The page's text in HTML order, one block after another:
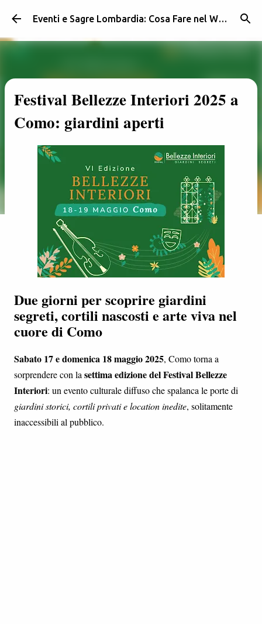
Passa ai contenuti principali Eventi e Sagre Lombardia: Cosa Fare nel Weekend | Weekendidea
Festival Bellezze Interiori 2025 a
Como: giardini aperti
Due giorni per scoprire giardini
segreti, cortili nascosti e arte viva nel
cuore di Como
Sabato 17 e domenica 18 maggio 2025, Como torna a
sorprendere con la settima edizione del Festival Bellezze
Interiori: un evento culturale diffuso che spalanca le porte di
giardini storici, cortili privati e location inedite, solitamente
inaccessibili al pubblico.